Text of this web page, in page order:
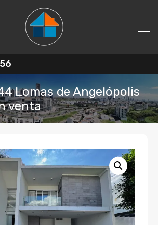
Lomas de Angelópolis
venta